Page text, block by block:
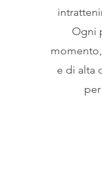
Ogni
e di alta